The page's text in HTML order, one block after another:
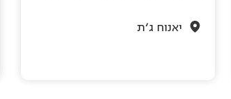
יאנוח ג'ת